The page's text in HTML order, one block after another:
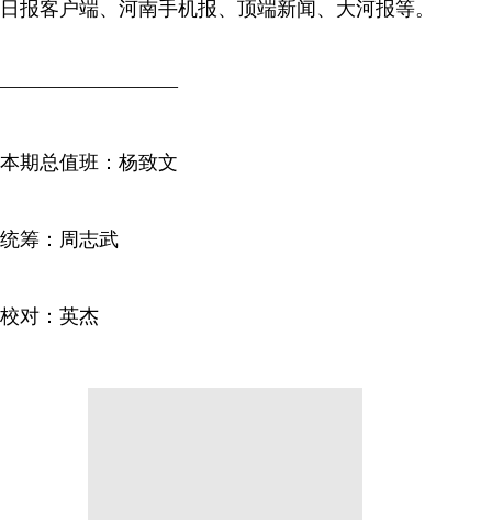
日报客户端、河南手机报、顶端新闻、大河报等。
—————————
本期总值班：杨致文
统筹：周志武
校对：英杰